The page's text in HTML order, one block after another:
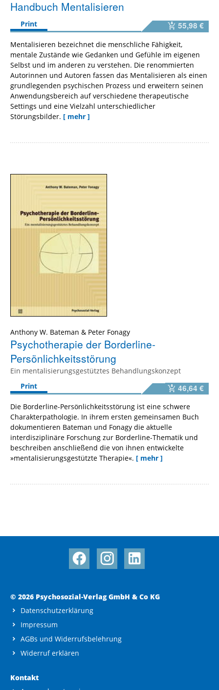
Handbuch Mentalisieren
Print 55,98 €
Mentalisieren bezeichnet die menschliche Fähigkeit,
mentale Zustände wie Gedanken und Gefühle im eigenen
Selbst und im anderen zu verstehen. Die renommierten
Autorinnen und Autoren fassen das Mentalisieren als einen
grundlegenden psychischen Prozess und erweitern seinen
Anwendungsbereich auf verschiedene therapeutische
Settings und eine Vielzahl unterschiedlicher
Störungsbilder. [ mehr ]
Anthony W. Bateman & Peter Fonagy
Psychotherapie der Borderline-
Persönlichkeitsstörung
Ein mentalisierungsgestütztes Behandlungskonzept
Print
46,64 €
Die Borderline-Persönlichkeitsstörung ist eine schwere
Charakterpathologie. In ihrem ersten gemeinsamen Buch
dokumentieren Bateman und Fonagy die aktuelle
interdisziplinäre Forschung zur Borderline-Thematik und
beschreiben anschließend die von ihnen entwickelte
»mentalisierungsgestützte Therapie«. [ mehr ]
© 2026 Psychosozial-Verlag GmbH & Co KG
Datenschutzerklärung
Impressum
AGBs und Widerrufsbelehrung
Widerruf erklären
Kontakt